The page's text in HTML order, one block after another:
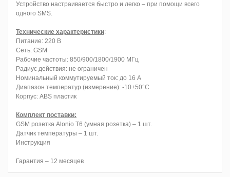
Устройство настраивается быстро и легко – при помощи всего
одного SMS.
Технические характеристики:
Питание: 220 В
Сеть: GSM
Рабочие частоты: 850/900/1800/1900 МГц
Радиус действия: не ограничен
Номинальный коммутируемый ток: до 16 А
Диапазон температур (измерение): -10+50°С
Корпус: ABS пластик
Комплект поставки:
GSM розетка Alonio T6 (умная розетка) – 1 шт.
Датчик температуры – 1 шт.
Инструкция
Гарантия – 12 месяцев